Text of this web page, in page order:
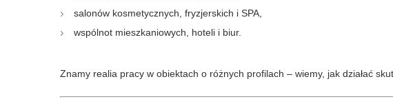
salonów kosmetycznych, fryzjerskich i SPA,
wspólnot mieszkaniowych, hoteli i biur.
Znamy realia pracy w obiektach o różnych profilach – wiemy, jak działać